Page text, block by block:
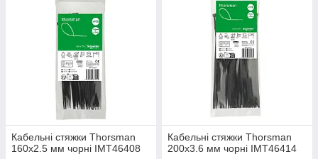
Кабельні стяжки Thorsman
160x2.5 мм чорні IMT46408
Кабельні стяжки Thorsman
200x3.6 мм чорні IMT46414